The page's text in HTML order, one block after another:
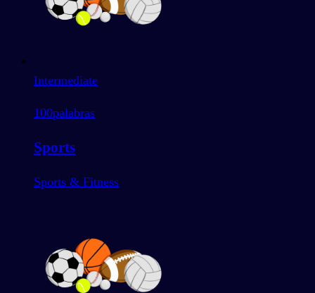
Intermediate
100palabras
Sports
Sports & Fitness